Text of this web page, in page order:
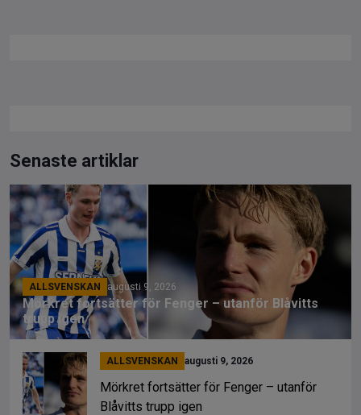
Senaste artiklar
ALLSVENSKAN augusti 9, 2026
Mörkret fortsätter för Fenger – utanför Blåvitts
trupp igen
ALLSVENSKAN augusti 9, 2026
Mörkret fortsätter för Fenger – utanför
Blåvitts trupp igen